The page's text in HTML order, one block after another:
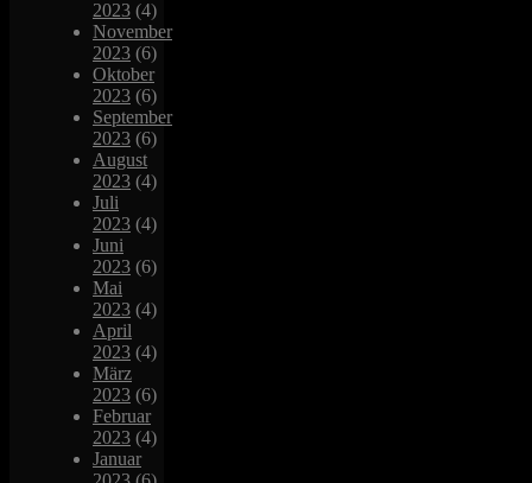
2023 (4)
November
2023 (6)
Oktober
2023 (6)
September
2023 (6)
August
2023 (4)
Juli
2023 (4)
Juni
2023 (6)
Mai
2023 (4)
April
2023 (4)
März
2023 (6)
Februar
2023 (4)
Januar